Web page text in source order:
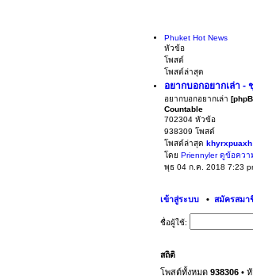
Phuket Hot News
หัวข้อ
โพสต์
โพสต์ล่าสุด
อยากบอกอยากเล่า -
อยากบอกอยากเล่า
Countable
702304 หัวข้อ
938309 โพสต์
โพสต์ล่าสุด khyrxpuaxh
โดย Priennyler ดูข้อควา
พุธ 04 ก.ค. 2018 7:23
เข้าสู่ระบบ • สมัครสมา
ชื่อผู้ใช้:
สถิติ
โพสต์ทั้งหมด 938306 •